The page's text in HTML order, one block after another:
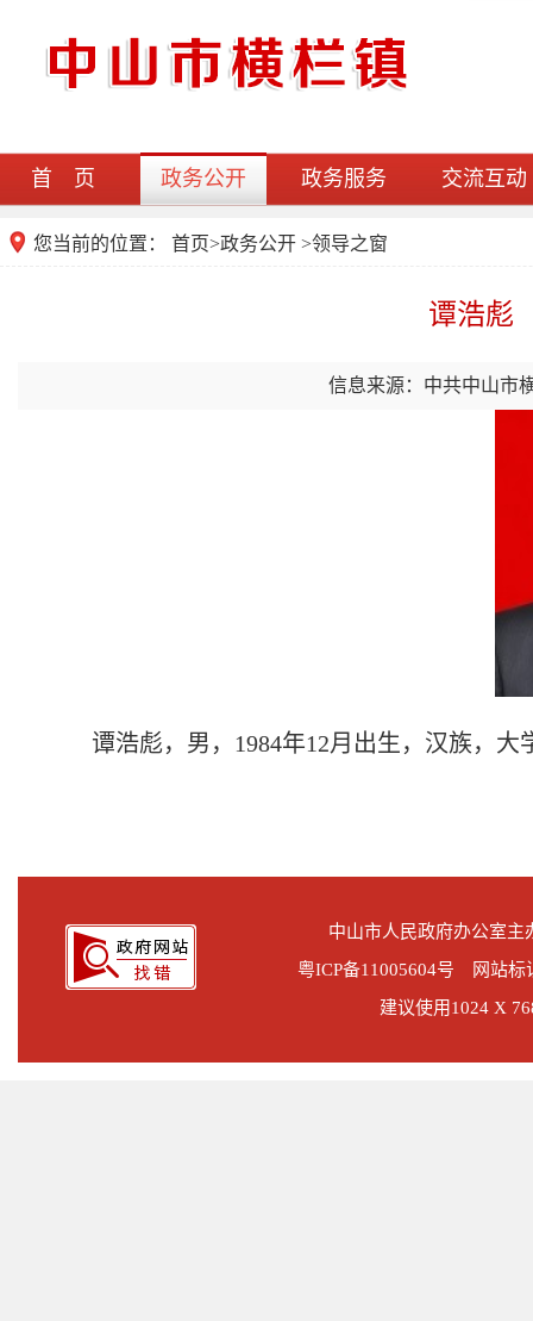
首 页 政务公开 政务服务 交流互动
您当前的位置： 首页>政务公开 >领导之窗
谭浩彪
信息来源：中共中山市
谭浩彪，男，1984年12月出生，汉族，
中山市人民政府办公室
粤ICP备11005604号 网站标
建议使用1024 X